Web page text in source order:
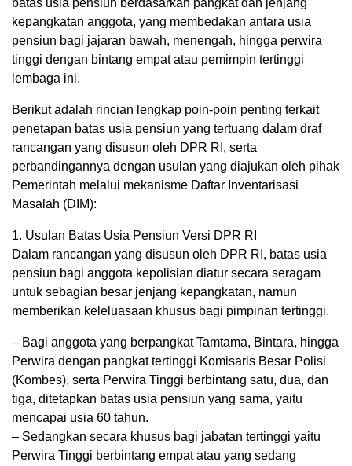
kepangkatan anggota, yang membedakan antara usia
pensiun bagi jajaran bawah, menengah, hingga perwira
tinggi dengan bintang empat atau pemimpin tertinggi
lembaga ini.
Berikut adalah rincian lengkap poin-poin penting terkait
penetapan batas usia pensiun yang tertuang dalam draf
rancangan yang disusun oleh DPR RI, serta
perbandingannya dengan usulan yang diajukan oleh pihak
Pemerintah melalui mekanisme Daftar Inventarisasi
Masalah (DIM):
1. Usulan Batas Usia Pensiun Versi DPR RI
Dalam rancangan yang disusun oleh DPR RI, batas usia
pensiun bagi anggota kepolisian diatur secara seragam
untuk sebagian besar jenjang kepangkatan, namun
memberikan keleluasaan khusus bagi pimpinan tertinggi.
– Bagi anggota yang berpangkat Tamtama, Bintara, hingga
Perwira dengan pangkat tertinggi Komisaris Besar Polisi
(Kombes), serta Perwira Tinggi berbintang satu, dua, dan
tiga, ditetapkan batas usia pensiun yang sama, yaitu
mencapai usia 60 tahun.
– Sedangkan secara khusus bagi jabatan tertinggi yaitu
Perwira Tinggi berbintang empat atau yang sedang